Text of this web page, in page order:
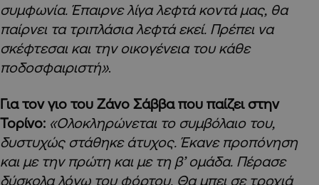
συμφωνία. Έπαιρνε λίγα λεφτά κοντά μας, θα
παίρνει τα τριπλάσια λεφτά εκεί. Πρέπει να
σκέφτεσαι και την οικογένεια του κάθε
ποδοσφαιριστή».
Για τον γιο του Ζάνο Σάββα που παίζει στην
Τορίνο: «Ολοκληρώνεται το συμβόλαιο του,
δυστυχώς στάθηκε άτυχος. Έκανε προπόνηση
και με την πρώτη και με τη β’ ομάδα. Πέρασε
δύσκολα λόγω του φόρτου. Θα μπει σε τροχιά